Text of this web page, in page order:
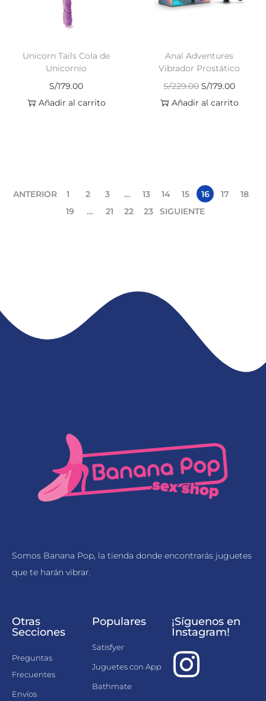
Unicorn Tails Cola de
Unicornio
S/179.00
Añadir al carrito
Anal Adventures
Vibrador Prostático
S/229.00 S/179.00
Añadir al carrito
ANTERIOR 1 2 3 … 13 14 15 16 17
18
19
… 21 22 23 SIGUIENTE
Somos Banana Pop, la tienda donde encontrarás juguetes
que te harán vibrar.
Otras
Secciones
Preguntas
Frecuentes
Envíos
Populares
Satisfyer
Juguetes con App
Bathmate
¡Síguenos en
Instagram!